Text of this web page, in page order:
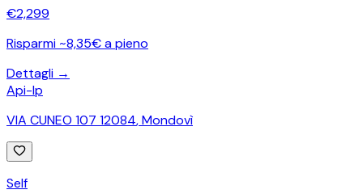
€2,299
Risparmi ~8,35€ a pieno
Dettagli →
Api-Ip
VIA CUNEO 107 12084,Mondovì
Self